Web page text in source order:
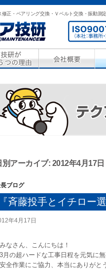
正・ベアリング交換・Ｖベルト交換・振動測
別アーカイブ: 2012年4月17日
ブログ
『斉藤投手とイチロー
年4月17日
みなさん、こんにちは！
3月の超ハードな工事日程を元気に
安全作業にご協力、本当にありがと